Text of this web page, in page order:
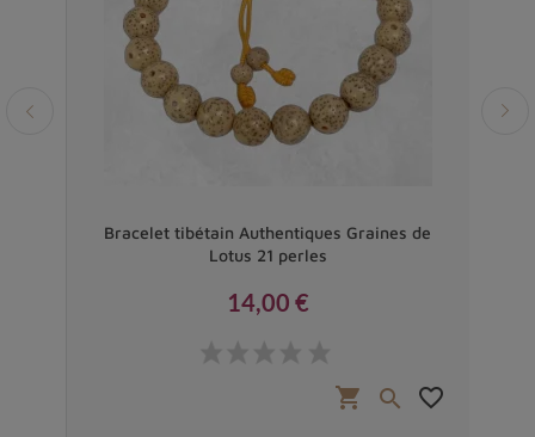
Bracelet tibétain Authentiques Graines de
Lotus 21 perles
14,00 €
shopping_cart  favorite_border